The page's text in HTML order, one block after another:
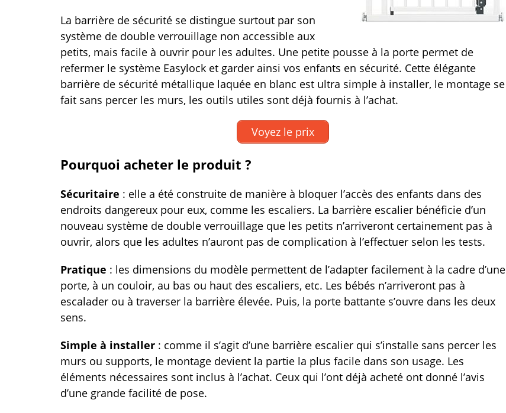
La barrière de sécurité se distingue surtout par son
système de double verrouillage non accessible aux
petits, mais facile à ouvrir pour les adultes. Une petite pousse à la porte permet de
refermer le système Easylock et garder ainsi vos enfants en sécurité. Cette élégante
barrière de sécurité métallique laquée en blanc est ultra simple à installer, le montage se
fait sans percer les murs, les outils utiles sont déjà fournis à l’achat.
Voyez le prix
Pourquoi acheter le produit ?
Sécuritaire : elle a été construite de manière à bloquer l’accès des enfants dans des
endroits dangereux pour eux, comme les escaliers. La barrière escalier bénéficie d’un
nouveau système de double verrouillage que les petits n’arriveront certainement pas à
ouvrir, alors que les adultes n’auront pas de complication à l’effectuer selon les tests.
Pratique : les dimensions du modèle permettent de l’adapter facilement à la cadre d’une
porte, à un couloir, au bas ou haut des escaliers, etc. Les bébés n’arriveront pas à
escalader ou à traverser la barrière élevée. Puis, la porte battante s’ouvre dans les deux
sens.
Simple à installer : comme il s’agit d’une barrière escalier qui s’installe sans percer les
murs ou supports, le montage devient la partie la plus facile dans son usage. Les
éléments nécessaires sont inclus à l’achat. Ceux qui l’ont déjà acheté ont donné l’avis
d’une grande facilité de pose.